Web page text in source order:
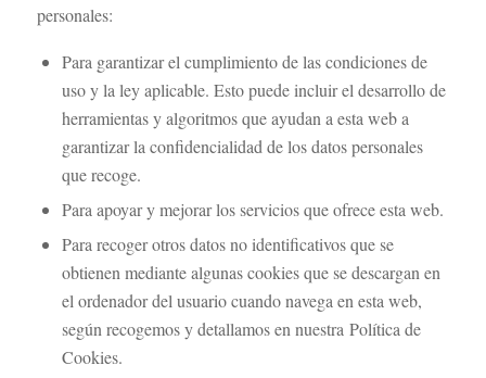
personales:
Para garantizar el cumplimiento de las condiciones de
uso y la ley aplicable. Esto puede incluir el desarrollo de
herramientas y algoritmos que ayudan a esta web a
garantizar la confidencialidad de los datos personales
que recoge.
Para apoyar y mejorar los servicios que ofrece esta web.
Para recoger otros datos no identificativos que se
obtienen mediante algunas cookies que se descargan en
el ordenador del usuario cuando navega en esta web,
según recogemos y detallamos en nuestra Política de
Cookies.